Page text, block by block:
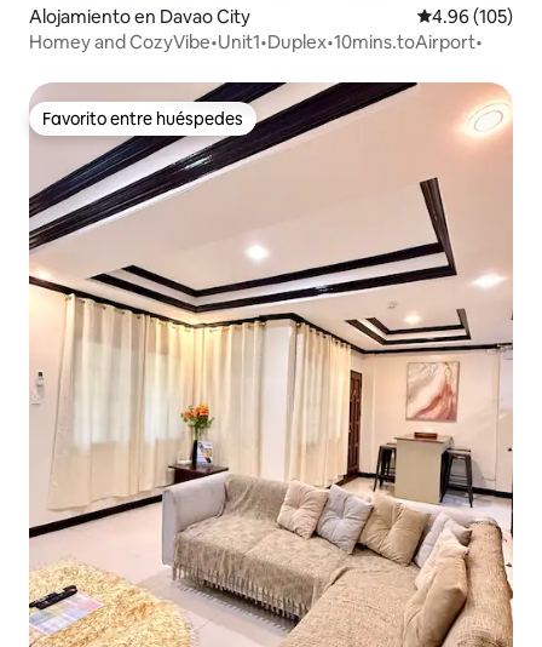
Alojamiento en Davao City Calificación
4.96 (105)
Homey and CozyVibe•Unit1•Duplex•10mins.toAirport•
Favorito entre huéspedes
Favorito entre huéspedes